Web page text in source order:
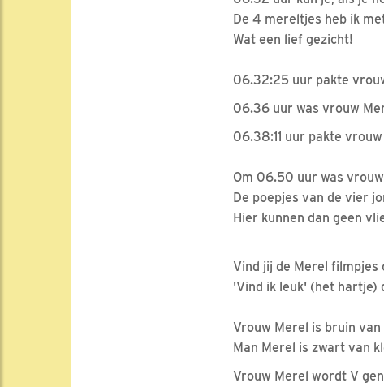
De 4 mereltjes heb ik
Wat een lief gezicht!
06.32:25 uur pakte
06.36 uur was vrouw
06.38:11 uur pakte
Om 06.50 uur was
De poepjes van de vier
Hier kunnen dan geen
Vind jij de Merel filmpjes
'Vind ik leuk' (het
Vrouw Merel is bruin
Man Merel is zwart van
Vrouw Merel wordt V